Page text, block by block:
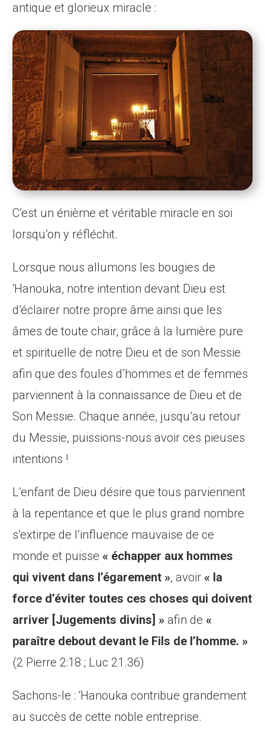
antique et glorieux miracle :
C’est un énième et véritable miracle en soi
lorsqu’on y réfléchit.
Lorsque nous allumons les bougies de
‘Hanouka, notre intention devant Dieu est
d’éclairer notre propre âme ainsi que les
âmes de toute chair, grâce à la lumière pure
et spirituelle de notre Dieu et de son Messie
afin que des foules d’hommes et de femmes
parviennent à la connaissance de Dieu et de
Son Messie. Chaque année, jusqu’au retour
du Messie, puissions-nous avoir ces pieuses
intentions !
L’enfant de Dieu désire que tous parviennent
à la repentance et que le plus grand nombre
s’extirpe de l’influence mauvaise de ce
monde et puisse« échapper aux hommes
qui vivent dans l’égarement », avoir« la
force d’éviter toutes ces choses qui doivent
arriver [Jugements divins] » afin de«
paraître debout devant le Fils de l’homme. »
(2 Pierre 2:18 ; Luc 21.36)
Sachons-le : ‘Hanouka contribue grandement
au succès de cette noble entreprise.